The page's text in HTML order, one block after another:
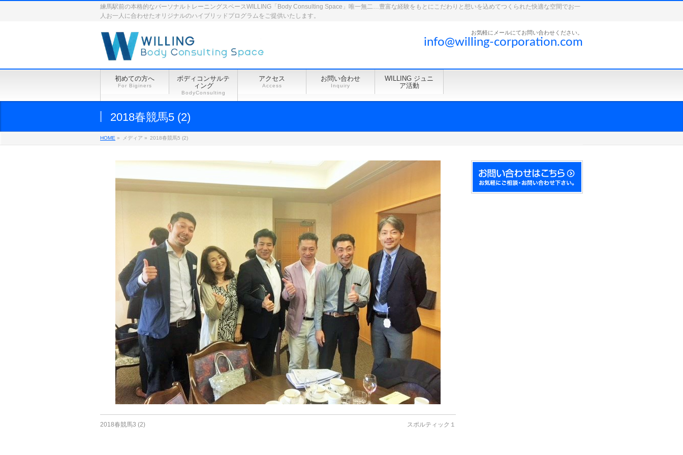
練馬駅前の本格的なパーソナルトレーニングスペースWILLING「Body Consulting Space」唯一無二…豊富な経験をもとにこだわりと想いを込めてつくられた快適な空間でお一
人お一人に合わせたオリジナルのハイブリッドプログラムをご提供いたします。
お気軽にメールにてお問い合わせください。
info@willing-corporation.com
初めての方へ
For Biginers
ボディコンサルテ
ィング
BodyConsulting
アクセス
Access
お問い合わせ
Inquiry
WILLING ジュニ
ア活動
2018春競馬5 (2)
HOME » メディア » 2018春競馬5 (2)
2018春競馬3 (2) スポルティック１